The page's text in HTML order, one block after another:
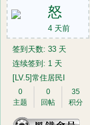
怒
4 天前
签到天数: 33 天
连续签到: 1 天
[LV.5]常住居民I
0
主题
0
回帖
35
积分